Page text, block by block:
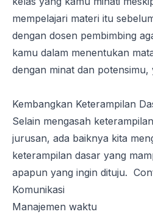
mempelajari materi itu
dengan dosen pembimbing
kamu dalam menentukan
dengan minat dan potensimu,
Kembangkan Keterampilan
Selain mengasah
jurusan, ada baiknya kita
keterampilan dasar yang
apapun yang ingin dituju.
Komunikasi
Manajemen waktu